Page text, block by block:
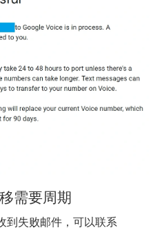
需要周期
到失败邮件，可以联系